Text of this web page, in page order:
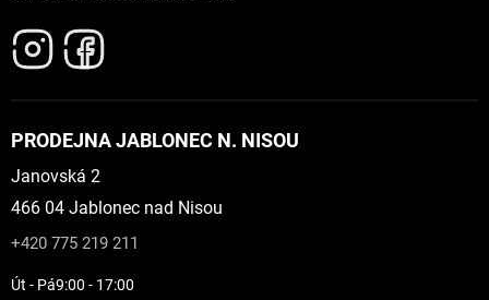
PRODEJNA JABLONEC N. NISOU
Janovská 2
466 04 Jablonec nad Nisou
+420 775 219 211
Út - Pá9:00 - 17:00